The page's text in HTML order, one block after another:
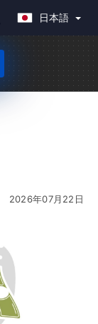
日本語
2026年07月22日